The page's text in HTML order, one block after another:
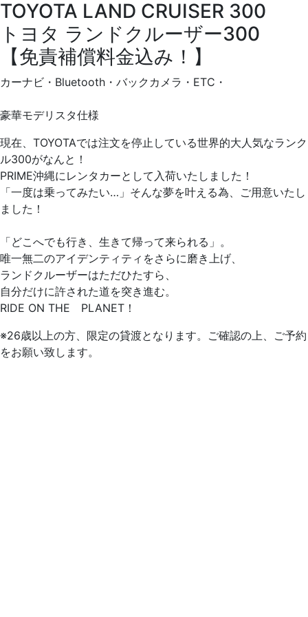
TOYOTA LAND CRUISER 300
トヨタ ランドクルーザー300
【免責補償料金込み！】
カーナビ・Bluetooth・バックカメラ・ETC・
豪華モデリスタ仕様
現在、TOYOTAでは注文を停止している世界的大人気なランク
ル300がなんと！
PRIME沖縄にレンタカーとして入荷いたしました！
「一度は乗ってみたい…」そんな夢を叶える為、ご用意いたし
ました！
「どこへでも行き、生きて帰って来られる」。
唯一無二のアイデンティティをさらに磨き上げ、
ランドクルーザーはただひたすら、
自分だけに許された道を突き進む。
RIDE ON THE PLANET！
※26歳以上の方、限定の貸渡となります。ご確認の上、ご予約
をお願い致します。